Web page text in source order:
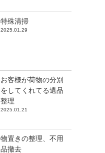
特殊清掃
2025.01.29
お客様が荷物の分別
をしてくれてる遺品
整理
2025.01.21
物置きの整理、不用
品撤去